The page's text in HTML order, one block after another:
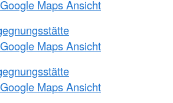
Maps Ansicht
Maps Ansicht
Maps Ansicht